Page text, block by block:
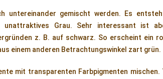
untereinander gemischt werden. Es
unattraktives Grau. Sehr interessant ist
z. B. auf schwarz. So erscheint ein
einem anderen Betrachtungswinkel zart grün.
mit transparenten Farbpigmenten